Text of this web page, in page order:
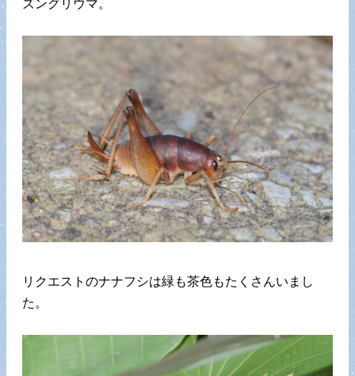
ズングリウマ。
リクエストのナナフシは緑も茶色もたくさんいまし
た。